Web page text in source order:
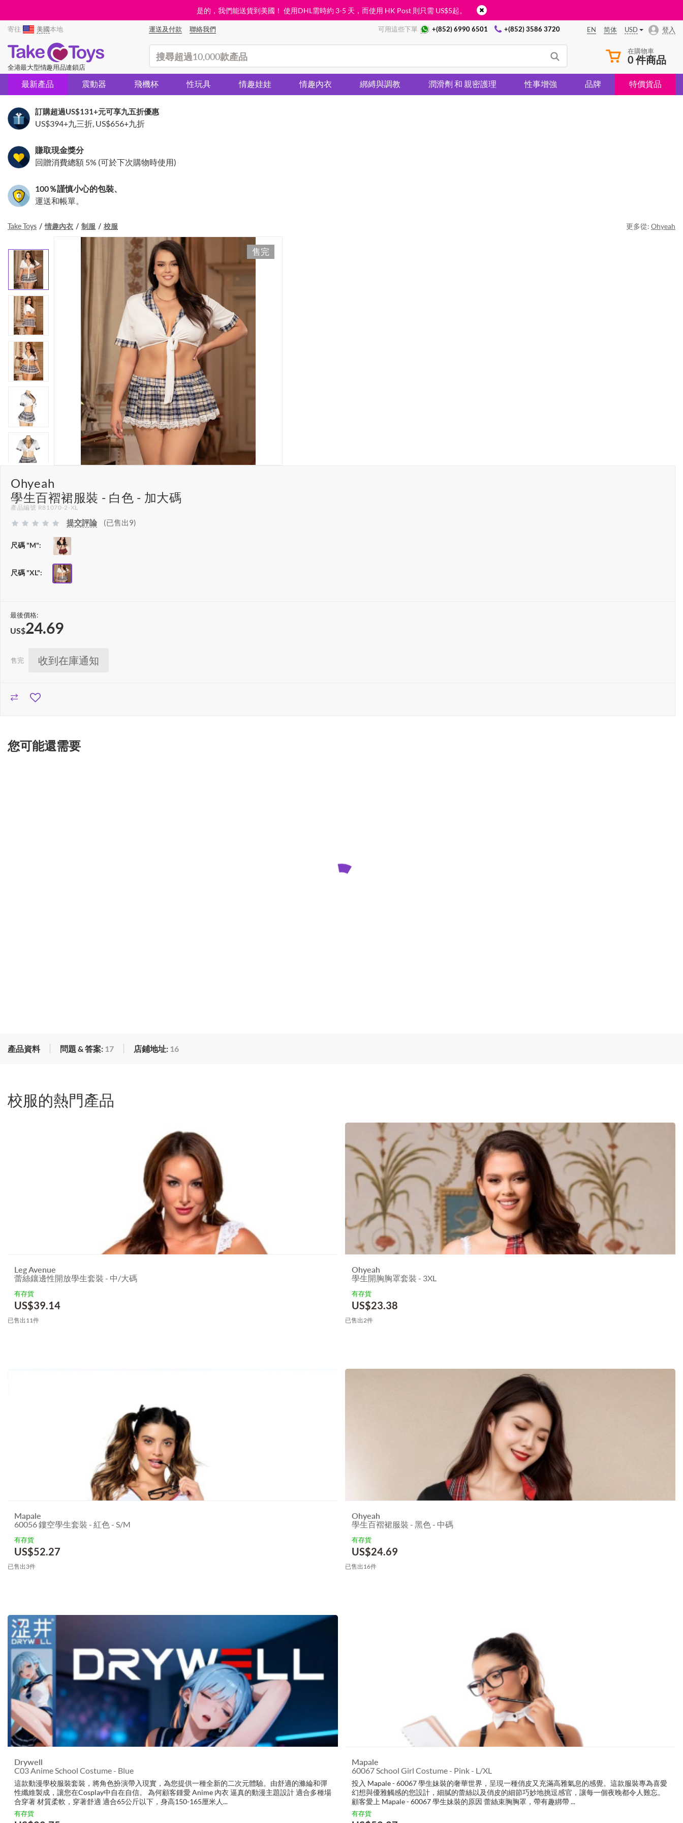
是的，我們能送貨到美國！ 使用DHL需時約 3-5 天，而使用 HK Post 則只需 US$5起。
寄往 美國本地 運送及付款 聯絡我們 可用這些下單 +(852) 6990 6501 +(852) 3586 3720 EN 简体 USD 登入
在購物車
0 件商品
全港最大型情趣用品連鎖店
最新產品 震動器 飛機杯 性玩具 情趣娃娃 情趣內衣 綁縛與調教 潤滑劑 和 親密護理 性事增強 品牌 特價貨品
訂購超過US$131+元可享九五折優惠
US$394+九三折, US$656+九折
賺取現金獎分
回贈消費總額 5% (可於下次購物時使用)
100％謹慎小心的包裝、
運送和帳單。
Take Toys 情趣內衣 制服 校服 更多從: Ohyeah
Ohyeah
學生百褶裙服裝 - 白色 - 加大碼
產品編號 R81070-2-XL
提交評論 (已售出9)
尺碼 "M":
尺碼 "XL":
最後價格:
US$24.69
售完 收到在庫通知
您可能還需要
產品資料 問題 & 答案: 17 店鋪地址: 16
校服的熱門產品
Leg Avenue
蕾絲鑲邊性開放學生套裝 - 中/大碼
有存貨
US$39.14
已售出11件
Ohyeah
學生開胸胸罩套裝 - 3XL
有存貨
US$23.38
已售出2件
Mapale
60056 鏤空學生套裝 - 紅色 - S/M
有存貨
US$52.27
已售出3件
Ohyeah
學生百褶裙服裝 - 黑色 - 中碼
有存貨
US$24.69
已售出16件
Drywell
C03 Anime School Costume - Blue
這款動漫學校服裝套裝，將角色扮演帶入現實，為您提供一種全新的二次元體驗。由舒適的滌綸和彈
性纖維製成，讓您在Cosplay中自在自信。 為何顧客鍾愛 Anime 內衣 逼真的動漫主題設計 適合多種場
合穿著 材質柔軟，穿著舒適 適合65公斤以下，身高150-165厘米人...
有存貨
Mapale
60067 School Girl Costume - Pink - L/XL
投入 Mapale - 60067 學生妹裝的奢華世界，呈現一種俏皮又充滿高雅氣息的感覺。這款服裝專為喜愛
幻想與優雅觸感的您設計，細膩的蕾絲以及俏皮的細節巧妙地挑逗感官，讓每一個夜晚都令人難忘。
顧客愛上 Mapale - 60067 學生妹裝的原因 蕾絲束胸胸罩，帶有趣綁帶 ...
有存貨